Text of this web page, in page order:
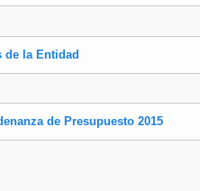
de la Entidad
de Presupuesto 2015